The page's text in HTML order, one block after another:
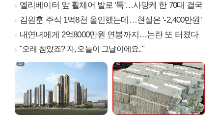
엘리베이터 앞 휠체어 발로 '툭'…사망케 한 70대 결국
김원훈 주식 1억8천 올인했는데…현실은 '-2,400만원'
내연녀에게 2억8000만원 연봉까지…논란 또 터졌다
"오래 참았죠? 자, 오늘이 그날이에요.."